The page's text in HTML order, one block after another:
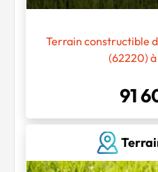
Terrain constructible
(62220)
91